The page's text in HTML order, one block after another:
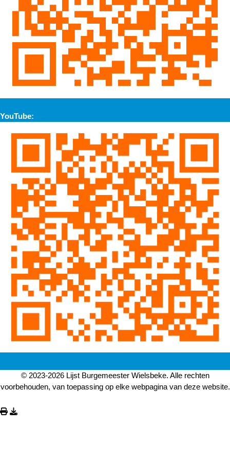
YouTube:
© 2023-2026 Lijst Burgemeester Wielsbeke. Alle rechten
voorbehouden, van toepassing op elke webpagina van deze website.